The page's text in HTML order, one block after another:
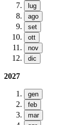
lug
ago
set
ott
nov
dic
2027
gen
feb
mar